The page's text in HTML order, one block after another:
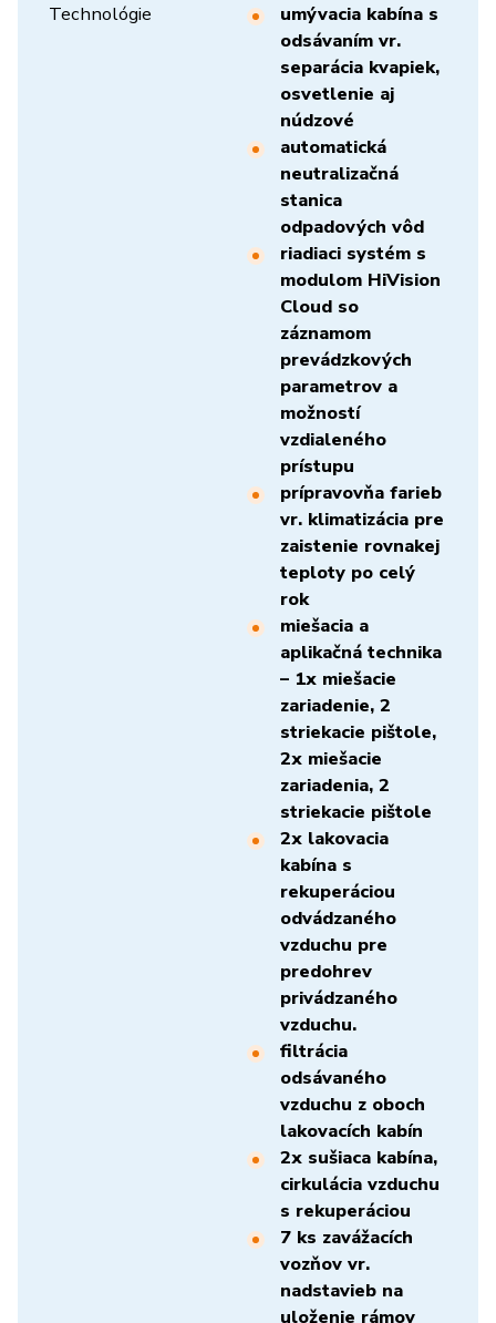
Technológie
umývacia kabína s
odsávaním vr.
separácia kvapiek,
osvetlenie aj
núdzové
automatická
neutralizačná
stanica
odpadových vôd
riadiaci systém s
modulom HiVision
Cloud so
záznamom
prevádzkových
parametrov a
možností
vzdialeného
prístupu
prípravovňa farieb
vr. klimatizácia pre
zaistenie rovnakej
teploty po celý
rok
miešacia a
aplikačná technika
– 1x miešacie
zariadenie, 2
striekacie pištole,
2x miešacie
zariadenia, 2
striekacie pištole
2x lakovacia
kabína s
rekuperáciou
odvádzaného
vzduchu pre
predohrev
privádzaného
vzduchu.
filtrácia
odsávaného
vzduchu z oboch
lakovacích kabín
2x sušiaca kabína,
cirkulácia vzduchu
s rekuperáciou
7 ks zavážacích
vozňov vr.
nadstavieb na
uloženie rámov